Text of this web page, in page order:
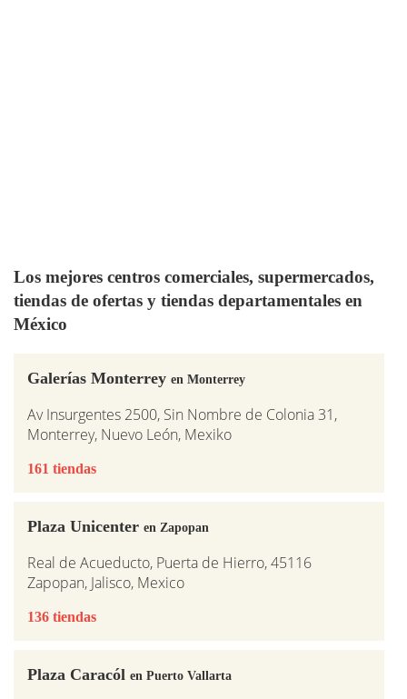
Los mejores centros comerciales, supermercados,
tiendas de ofertas y tiendas departamentales en
México
Galerías Monterrey en Monterrey
Av Insurgentes 2500, Sin Nombre de Colonia 31,
Monterrey, Nuevo León, Mexiko
161 tiendas
Plaza Unicenter en Zapopan
Real de Acueducto, Puerta de Hierro, 45116
Zapopan, Jalisco, Mexico
136 tiendas
Plaza Caracól en Puerto Vallarta